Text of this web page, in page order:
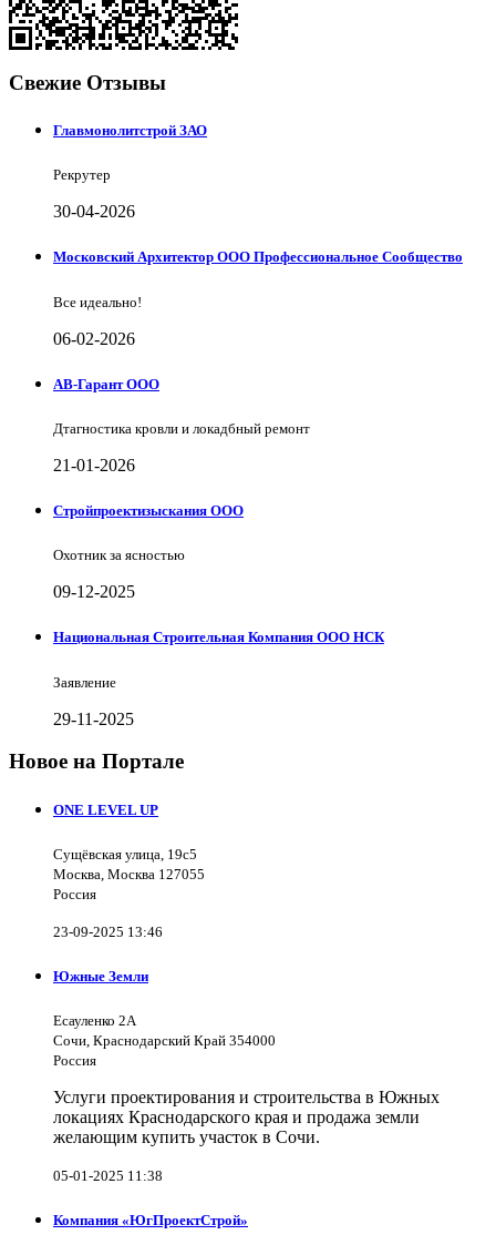
Свежие Отзывы
Главмонолитстрой ЗАО
Рекрутер
30-04-2026
Московский Архитектор ООО Профессиональное Сообщество
Все идеально!
06-02-2026
АВ-Гарант ООО
Дтагностика кровли и локадбный ремонт
21-01-2026
Стройпроектизыскания ООО
Охотник за ясностью
09-12-2025
Национальная Строительная Компания ООО НСК
Заявление
29-11-2025
Новое на Портале
ONE LEVEL UP
Сущёвская улица, 19с5
Москва, Москва 127055
Россия
23-09-2025 13:46
Южные Земли
Есауленко 2А
Сочи, Краснодарский Край 354000
Россия
Услуги проектирования и строительства в Южных
локациях Краснодарского края и продажа земли
желающим купить участок в Сочи.
05-01-2025 11:38
Компания «ЮгПроектСтрой»